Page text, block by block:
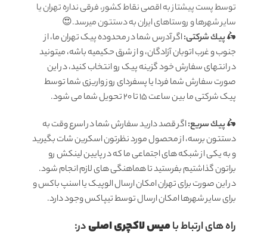
توسط پست پیشتاز به اقصی نقاط کشور، فرقی نداره تهران یا
سایر شهرها و روستاهای ایران به دستتون میرسد.😍
🛵پيك شرکتی:اگر آدرس شما در محدوده پیک تهران ما، از
جنوب و غرب اتوبان آزادگان، و از شرق حکیمیه باشه، میتونید
در انتهای سفارش خود گزینه پیک رو انتخاب کنید، در این
صورت سفارش شما فردا یا پسفردای روز واريزى شما توسط
پیک شرکتی ما بين ساعت ۱۵ تا ٢٠ تحويل شما مى شود.
🛵پيك سریع:اگر قصد دارید سفارش شما در اسرع وقت به
دستتون برسه، از محصول مورد نظرتون اسکرین شات بگیرید
و به یکی از شبکه های اجتماعی ما که در پایین لینکش رو
براتون گذاشتیم بفرستید تا هماهنگی های لازم انجام شود.
در این صورت برای تهران امکان ارسال الوپیک یا اسنپ باکس و
برای سایر شهرها امکان ارسال توسط تیپاکس وجود دارد.
راه های ارتباط بامیس لاکچری اصلیدر: